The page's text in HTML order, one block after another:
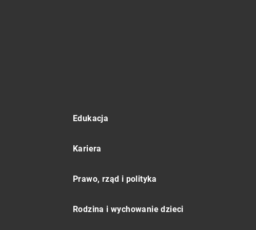
Edukacja
Kariera
Prawo, rząd i polityka
Rodzina i wychowanie dzieci